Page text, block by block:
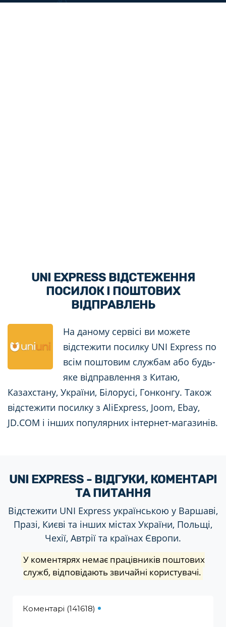
UNI EXPRESS ВІДСТЕЖЕННЯ
ПОСИЛОК І ПОШТОВИХ
ВІДПРАВЛЕНЬ
На даному сервісі ви можете
відстежити посилку UNI Express по
всім поштовим службам або будь-
яке відправлення з Китаю,
Казахстану, України, Білорусі, Гонконгу. Також
відстежити посилку з AliExpress, Joom, Ebay,
JD.COM і інших популярних інтернет-магазинів.
UNI EXPRESS - ВІДГУКИ, КОМЕНТАРІ
ТА ПИТАННЯ
Відстежити UNI Express українською у Варшаві,
Празі, Києві та інших містах України, Польщі,
Чехії, Автрії та країнах Європи.
У коментярях немає працівників поштових
служб, відповідають звичайні користувачі.